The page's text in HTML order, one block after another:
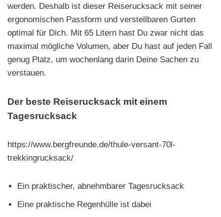
werden. Deshalb ist dieser Reiserucksack mit seiner
ergonomischen Passform und verstellbaren Gurten
optimal für Dich. Mit 65 Litern hast Du zwar nicht das
maximal mögliche Volumen, aber Du hast auf jeden Fall
genug Platz, um wochenlang darin Deine Sachen zu
verstauen.
Der beste Reiserucksack mit einem
Tagesrucksack
https://www.bergfreunde.de/thule-versant-70l-
trekkingrucksack/
Ein praktischer, abnehmbarer Tagesrucksack
Eine praktische Regenhülle ist dabei